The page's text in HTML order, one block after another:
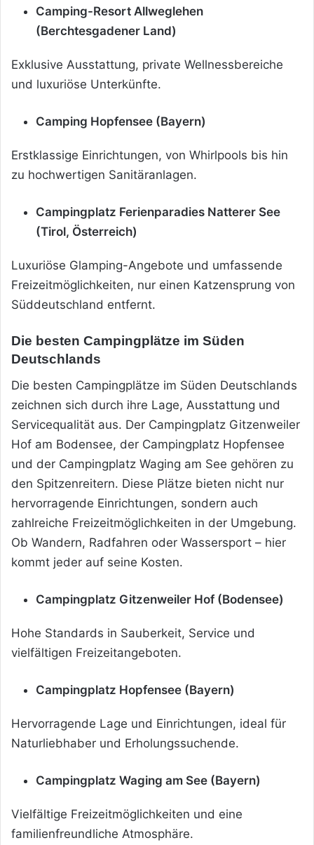
Camping-Resort Allweglehen
(Berchtesgadener Land)
Exklusive Ausstattung, private Wellnessbereiche
und luxuriöse Unterkünfte.
Camping Hopfensee (Bayern)
Erstklassige Einrichtungen, von Whirlpools bis hin
zu hochwertigen Sanitäranlagen.
Campingplatz Ferienparadies Natterer See
(Tirol, Österreich)
Luxuriöse Glamping-Angebote und umfassende
Freizeitmöglichkeiten, nur einen Katzensprung von
Süddeutschland entfernt.
Die besten Campingplätze im Süden
Deutschlands
Die besten Campingplätze im Süden Deutschlands
zeichnen sich durch ihre Lage, Ausstattung und
Servicequalität aus. Der Campingplatz Gitzenweiler
Hof am Bodensee, der Campingplatz Hopfensee
und der Campingplatz Waging am See gehören zu
den Spitzenreitern. Diese Plätze bieten nicht nur
hervorragende Einrichtungen, sondern auch
zahlreiche Freizeitmöglichkeiten in der Umgebung.
Ob Wandern, Radfahren oder Wassersport – hier
kommt jeder auf seine Kosten.
Campingplatz Gitzenweiler Hof (Bodensee)
Hohe Standards in Sauberkeit, Service und
vielfältigen Freizeitangeboten.
Campingplatz Hopfensee (Bayern)
Hervorragende Lage und Einrichtungen, ideal für
Naturliebhaber und Erholungssuchende.
Campingplatz Waging am See (Bayern)
Vielfältige Freizeitmöglichkeiten und eine
familienfreundliche Atmosphäre.